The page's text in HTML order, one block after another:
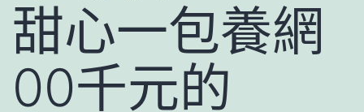
甜心一包養網
00千元的